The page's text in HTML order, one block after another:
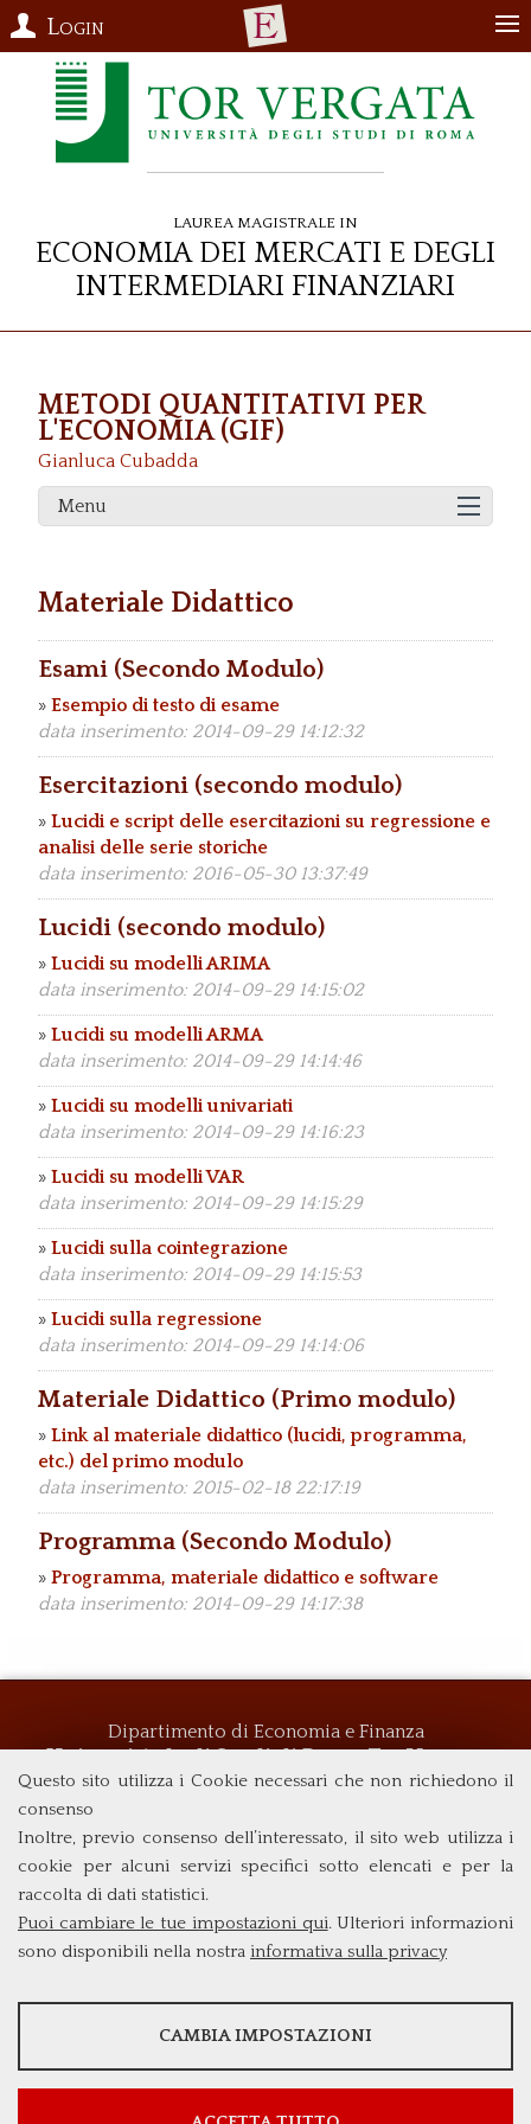
Questo sito utilizza i Cookie necessari che non richiedono il
consenso
Inoltre, previo consenso dell’interessato, il sito web utilizza i
cookie per alcuni servizi specifici sotto elencati e per la
raccolta di dati statistici.
Puoi cambiare le tue impostazioni qui. Ulteriori informazioni
sono disponibili nella nostra informativa sulla privacy
STATISTICHE
Mostra maggiori informazioni
CAMBIA IMPOSTAZIONI
Login
Laurea Magistrale in
Economia dei Mercati e degli
Intermediari Finanziari
METODI QUANTITATIVI PER
L'ECONOMIA (GIF)
Gianluca Cubadda
Menu
Materiale Didattico
Esami (Secondo Modulo)
» Esempio di testo di esame
data inserimento: 2014-09-29 14:12:32
Esercitazioni (secondo modulo)
» Lucidi e script delle esercitazioni su regressione e
analisi delle serie storiche
data inserimento: 2016-05-30 13:37:49
Lucidi (secondo modulo)
» Lucidi su modelli ARIMA
data inserimento: 2014-09-29 14:15:02
» Lucidi su modelli ARMA
data inserimento: 2014-09-29 14:14:46
» Lucidi su modelli univariati
data inserimento: 2014-09-29 14:16:23
» Lucidi su modelli VAR
data inserimento: 2014-09-29 14:15:29
» Lucidi sulla cointegrazione
data inserimento: 2014-09-29 14:15:53
» Lucidi sulla regressione
data inserimento: 2014-09-29 14:14:06
Materiale Didattico (Primo modulo)
» Link al materiale didattico (lucidi, programma,
etc.) del primo modulo
data inserimento: 2015-02-18 22:17:19
Programma (Secondo Modulo)
» Programma, materiale didattico e software
data inserimento: 2014-09-29 14:17:38
Dipartimento di Economia e Finanza
Università degli Studi di RomaTor Vergata
Via Columbia, 2
Tel. +39 06 7259 5719
biennio@clemif.uniroma2.it